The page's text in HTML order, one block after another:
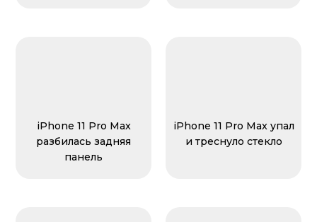
iPhone 11 Pro Max
разбилась задняя
панель
iPhone 11 Pro Max упал
и треснуло стекло